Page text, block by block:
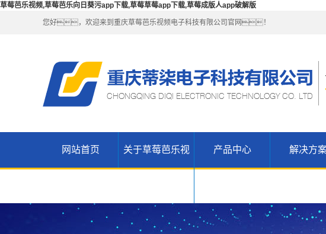
草莓芭乐视频,草莓芭乐向日葵污app下载,草莓草莓app下载,草莓成版人app破解版
您好，欢迎来到重庆草莓芭乐视频电子科技有限公司官网！
网站首页 关于草莓芭乐视
乐视频
产品中心
下载产品
WIFI（锐捷-
维盟）
H3C网络设
草莓草莓
解决方